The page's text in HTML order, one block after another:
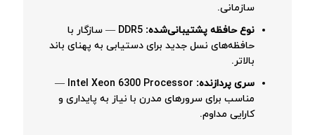
سازمانی.
نوع حافظه پشتیبانی‌شده:
DDR5 — سازگار با
حافظه‌های نسل جدید برای دستیابی به پهنای باند
بالاتر.
سری پردازنده:
Intel Xeon 6300 Processor —
مناسب برای سرورهای مدرن با نیاز به پایداری و
کارایی مداوم.